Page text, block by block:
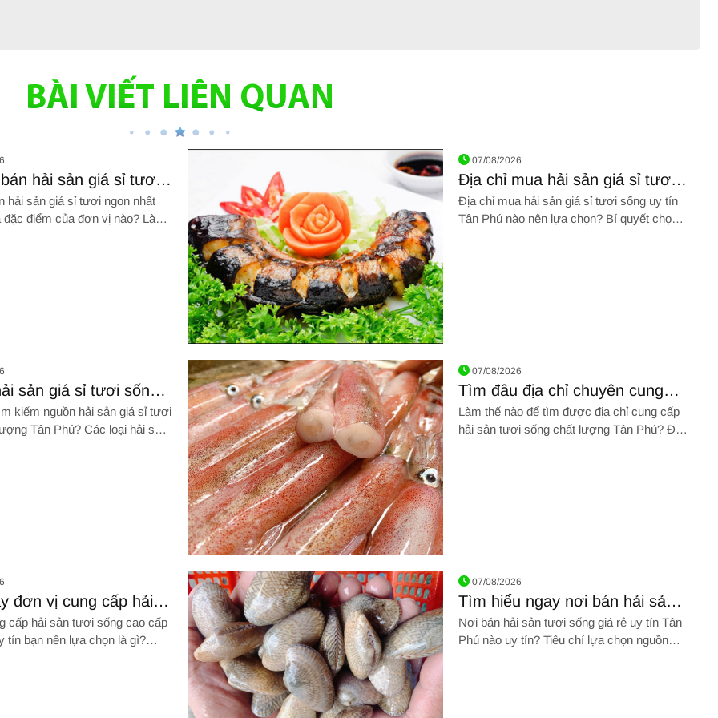
BÀI VIẾT LIÊN QUAN
hải sản giá sỉ tươi
Tân Bình top đầu thị
hải sản giá sỉ tươi ngon nhất
đặc điểm của đơn vị nào? Làm
07/08/2026
Địa chỉ mua hải sản giá sỉ tươi
sống uy tín Tân Phú không thể
bỏ lỡ
Địa chỉ mua hải sản giá sỉ tươi sống uy tín
Tân Phú nào nên lựa chọn? Bí quyết chọn
sản giá sỉ tươi sống
Tân Phú top đầu thị
kiếm nguồn hải sản giá sỉ tươi
Tân Phú? Các loại hải sản
07/08/2026
Tìm đâu địa chỉ chuyên cung
cấp hải sản tươi sống chất
lượng Tân Phú?
Làm thế nào để tìm được địa chỉ cung cấp
hải sản tươi sống chất lượng Tân Phú? Đâu
đơn vị cung cấp hải
cao cấp Tân Bình
cấp hải sản tươi sống cao cấp
tín bạn nên lựa chọn là gì?
07/08/2026
Tìm hiểu ngay nơi bán hải sản
tươi sống giá rẻ uy tín Tân Phú
top đầu
Nơi bán hải sản tươi sống giá rẻ uy tín Tân
Phú nào uy tín? Tiêu chí lựa chọn nguồn